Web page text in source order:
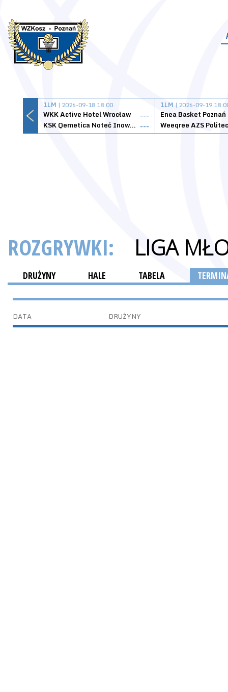
1LM | 2026-09-18 18:00
WKK Active Hotel Wrocław
---
KSK Qemetica Noteć Inowrocław ---
1LM | 2026-09-19
Enea Basket Poznań
ROZGRYWKI: LIGA
DRUŻYNY HALE TABELA
DATA DRUŻYNY